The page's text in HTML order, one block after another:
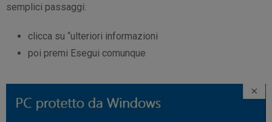
semplici passaggi:
clicca su “ulteriori informazioni
poi premi Esegui comunque